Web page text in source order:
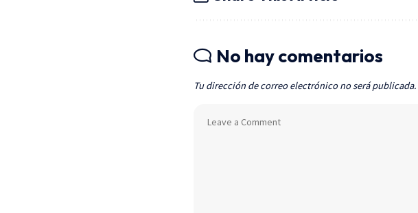
No hay comentarios
Tu dirección de correo electrónico no será publicada.